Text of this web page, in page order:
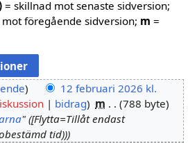
= skillnad mot senaste sidversion;
föregående sidversion; m =
12 februari 2026 kl.
bidrag m
788 byte
" ([Flytta=Tillåt endast
tid))